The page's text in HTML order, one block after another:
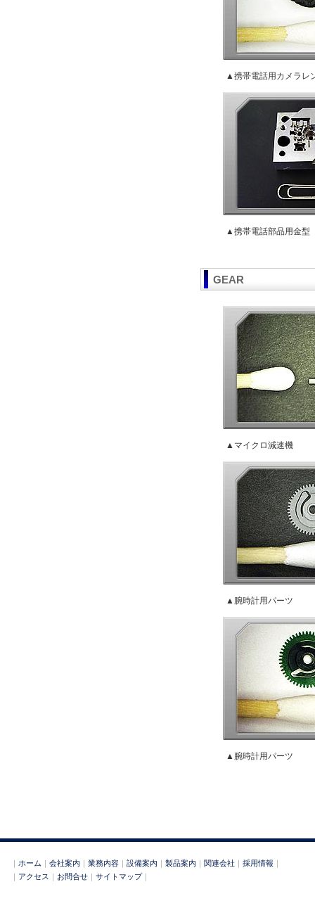
▲携帯電話用カメラレ
▲携帯電話部品用金型
GEAR
▲マイクロ減速機
▲腕時計用パーツ
▲腕時計用パーツ
｜ ホーム ｜ 会社案内 ｜ 業務内容 ｜ 設備案内 ｜ 製品案内 ｜ 関連会社 ｜ 採用情報 ｜
｜ アクセス ｜ お問合せ ｜ サイトマップ｜